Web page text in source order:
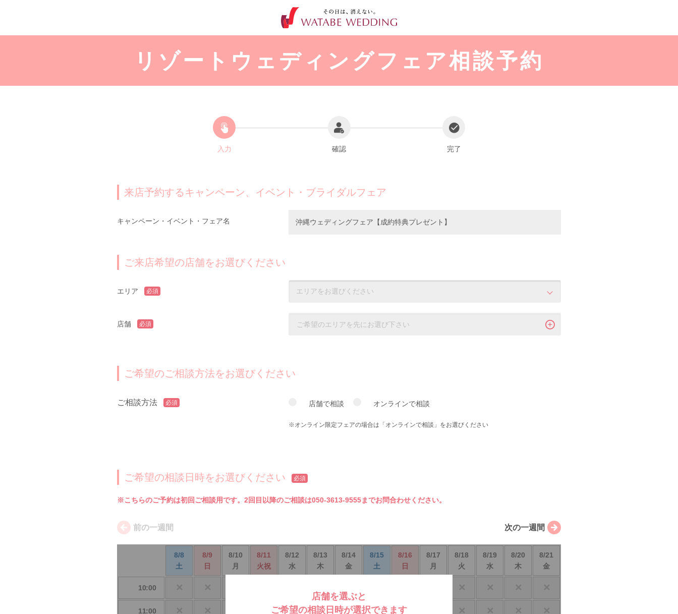
リゾートウェディングフェア相談予約
入力 確認 完了
来店予約するキャンペーン、イベント・ブライダルフェア
キャンペーン・イベント・フェア名 沖縄ウェディングフェア【成約特典プレゼント】 ​
ご来店希望の店舗をお選びください
エリア 必須
店舗 必須
ご希望のご相談方法をお選びください
ご相談方法 必須 店舗で相談 オンラインで相談
※オンライン限定フェアの場合は「オンラインで相談」をお選びください
ご希望の相談日時をお選びください 必須
※こちらのご予約は初回ご相談用です。2回目以降のご相談は050-3613-9555までお問合わせください。
前の一週間 次の一週間
店舗を選ぶと
ご希望の相談日時が選択できます
8/8
土
8/9
日
8/10
月
8/11
火祝
8/12
水
8/13
木
8/14
金
8/15
土
8/16
日
8/17
月
8/18
火
8/19
水
8/20
木
8/21
金
10:00 ✕ ✕ ✕ ✕ ✕ ✕
11:00 ✕ ✕ ✕ ✕ ✕ ✕ ✕ ✕ ✕ ✕ ✕